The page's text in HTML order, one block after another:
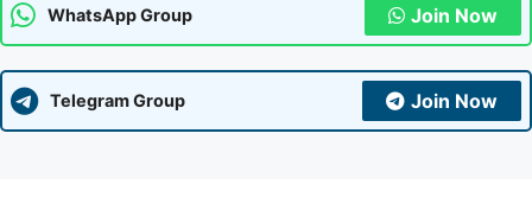
WhatsApp Group Join Now
Telegram Group Join Now